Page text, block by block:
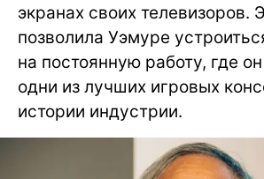
экранах своих телевизоров.
позволила Уэмуре
на постоянную работу, где
одни из лучших игровых
истории индустрии.